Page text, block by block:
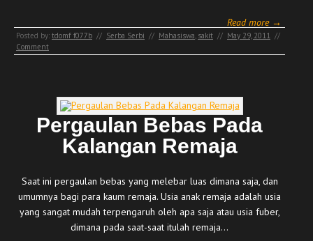
Read more →
Posted by: tdomf_f077b // Serba Serbi // Mahasiswa, sakit // May 29, 2011 //
Comment
Pergaulan Bebas Pada
Kalangan Remaja
Saat ini pergaulan bebas yang melebar luas dimana saja, dan
umumnya bagi para kaum remaja. Usia anak remaja adalah usia
yang sangat mudah terpengaruh oleh apa saja atau usia fuber,
dimana pada saat-saat itulah remaja…